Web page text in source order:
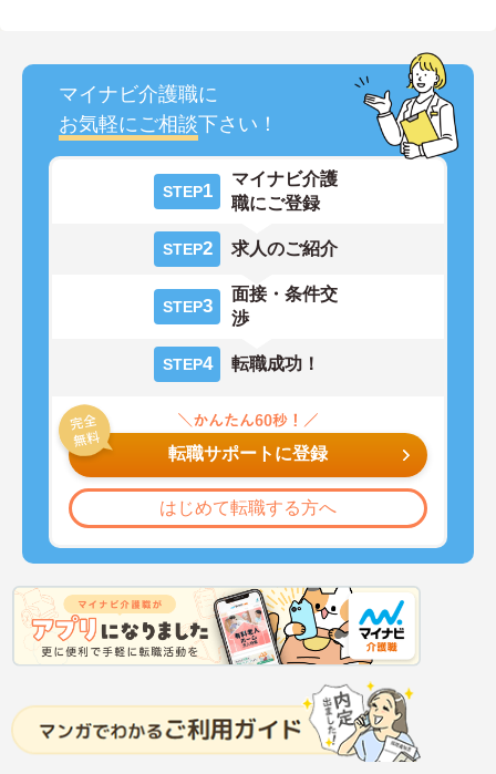
マイナビ介護職に
お気軽にご相談下さい！
STEP1
マイナビ介護
職にご登録
STEP2 求人のご紹介
STEP3
面接・条件交
渉
STEP4 転職成功！
転職サポートに登録
はじめて転職する方へ